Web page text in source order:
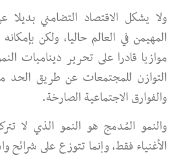
ولا يشكل الاقتصاد التضامني بديلا
المهيمن في العالم حاليا، ولكن
موازيا قادرا على تحرير ديناميات
التوازن للمجتمعات عن طريق الحد
والفوارق الاجتماعية الصارخة.
والنمو المُدمج هو النمو الذي لا
الأغنياء فقط، وإنما تتوزع على